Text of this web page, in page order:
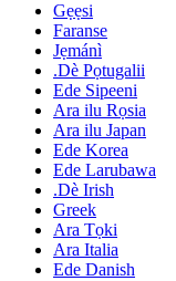
Gẹẹsi
Faranse
Jẹmánì
.Dè Pọtugalii
Ede Sipeeni
Ara ilu Rọsia
Ara ilu Japan
Ede Korea
Ede Larubawa
.Dè Irish
Greek
Ara Tọki
Ara Italia
Ede Danish